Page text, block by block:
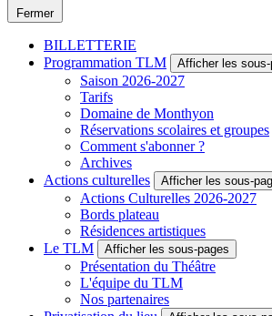
Fermer
BILLETTERIE
Programmation TLM
Afficher les sous-
Saison 2026-2027
Tarifs
Domaine de Monthyon
Réservations scolaires et groupes
Comment s'abonner ?
Archives
Actions culturelles
Afficher les sous-
Actions Culturelles 2026-2027
Bords plateau
Résidences artistiques
Le TLM
Afficher les sous-pages
Présentation du Théâtre
L'équipe du TLM
Nos partenaires